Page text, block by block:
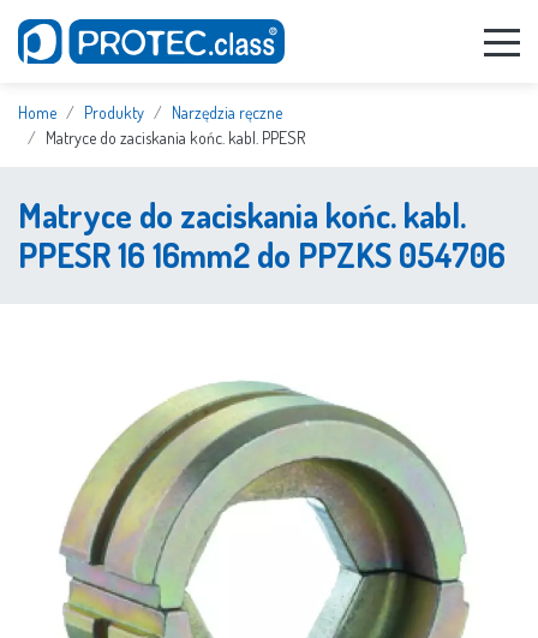
Home Produkty
Narzędzia ręczne
Matryce do zaciskania końc. kabl. PPESR
Matryce do zaciskania końc. kabl.
PPESR 16 16mm2 do PPZKS 054706